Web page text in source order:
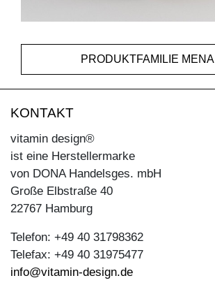
PRODUKTFAMILIE MENA
KONTAKT
vitamin design®
ist eine Herstellermarke
von DONA Handelsges. mbH
Große Elbstraße 40
22767 Hamburg
Telefon: +49 40 31798362
Telefax: +49 40 31975477
info@vitamin-design.de